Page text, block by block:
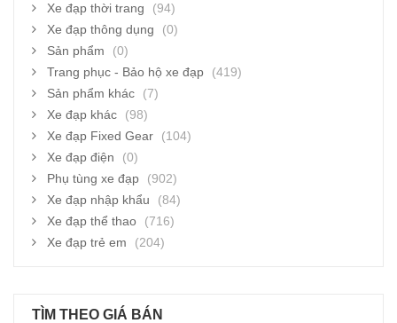
Xe đạp thời trang
(94)
Xe đạp thông dụng
(0)
Sản phẩm
(0)
Trang phục - Bảo hộ xe đạp
(419)
Sản phẩm khác
(7)
Xe đạp khác
(98)
Xe đạp Fixed Gear
(104)
Xe đạp điện
(0)
Phụ tùng xe đạp
(902)
Xe đạp nhập khẩu
(84)
Xe đạp thể thao
(716)
Xe đạp trẻ em
(204)
TÌM THEO GIÁ BÁN